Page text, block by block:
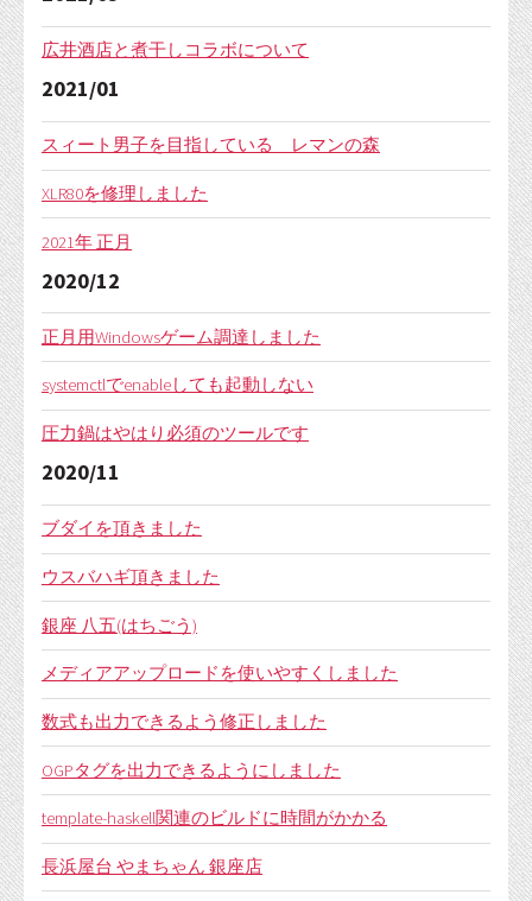
広井酒店と煮干しコラボについて
2021/01
スィート男子を目指している レマンの森
XLR80を修理しました
2021年 正月
2020/12
正月用Windowsゲーム調達しました
systemctlでenableしても起動しない
圧力鍋はやはり必須のツールです
2020/11
ブダイを頂きました
ウスバハギ頂きました
銀座 八五(はちごう)
メディアアップロードを使いやすくしました
数式も出力できるよう修正しました
OGPタグを出力できるようにしました
template-haskell関連のビルドに時間がかかる
長浜屋台 やまちゃん 銀座店